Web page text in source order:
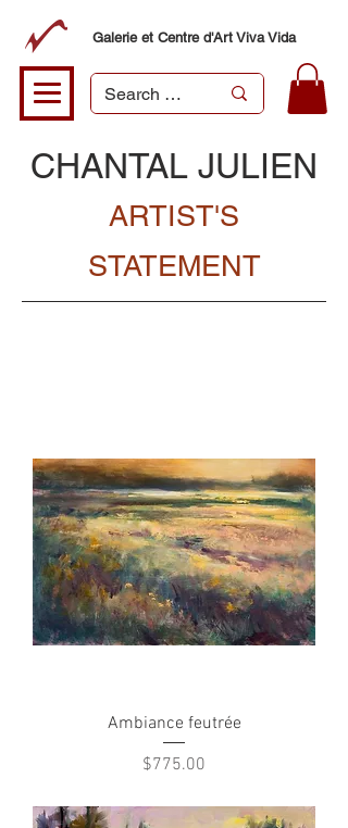
Galerie et Centre d'Art Viva Vida
CHANTAL JULIEN
ARTIST'S
STATEMENT
Ambiance feutrée
Price
$775.00